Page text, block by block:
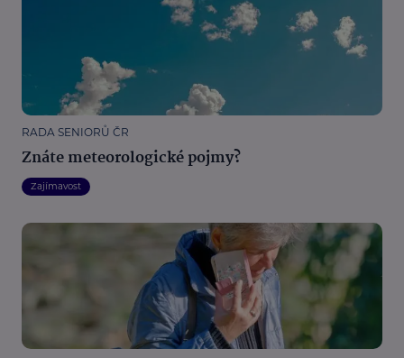
RADA SENIORŮ ČR
Znáte meteorologické pojmy?
Zajímavost